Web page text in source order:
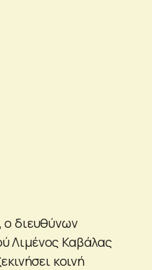
, ο διευθύνων
Λιμένος Καβάλας
κοινή